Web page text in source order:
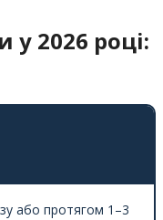
у 2026 році:
або протягом 1–3